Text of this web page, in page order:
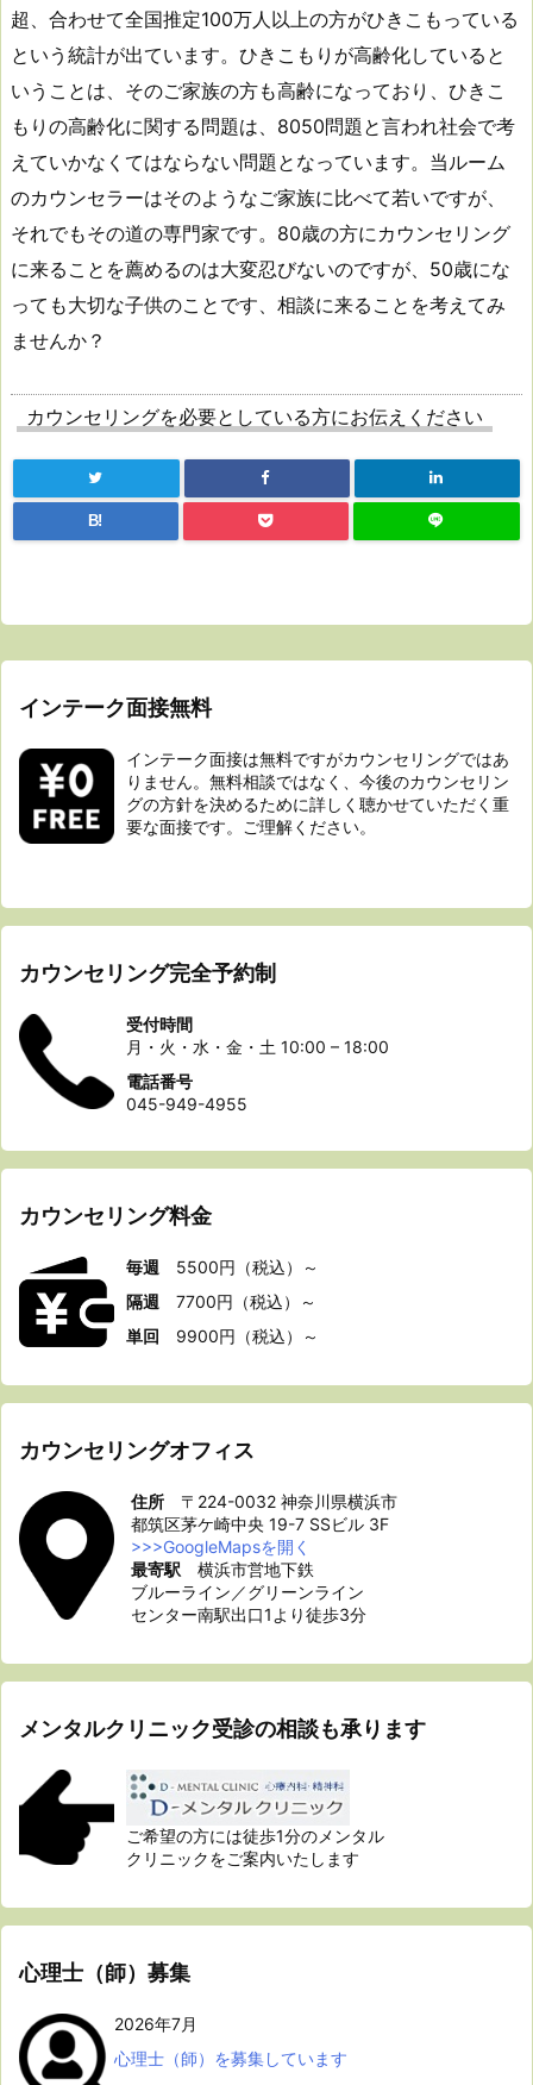
超、合わせて全国推定100万人以上の方がひきこもっている
という統計が出ています。ひきこもりが高齢化していると
いうことは、そのご家族の方も高齢になっており、ひきこ
もりの高齢化に関する問題は、8050問題と言われ社会で考
えていかなくてはならない問題となっています。当ルーム
のカウンセラーはそのようなご家族に比べて若いですが、
それでもその道の専門家です。80歳の方にカウンセリング
に来ることを薦めるのは大変忍びないのですが、50歳にな
っても大切な子供のことです、相談に来ることを考えてみ
ませんか？
カウンセリングを必要としている方にお伝えください
B!
インテーク面接無料
インテーク面接は無料ですがカウンセリングではあ
りません。無料相談ではなく、今後のカウンセリン
グの方針を決めるために詳しく聴かせていただく重
要な面接です。ご理解ください。
カウンセリング完全予約制
受付時間
月・火・水・金・土 10:00 – 18:00
電話番号
045-949-4955
カウンセリング料金
毎週 5500円（税込）～
隔週 7700円（税込）～
単回 9900円（税込）～
カウンセリングオフィス
住所 〒224-0032 神奈川県横浜市
都筑区茅ケ崎中央 19-7 SSビル 3F
>>>GoogleMapsを開く
最寄駅 横浜市営地下鉄
ブルーライン／グリーンライン
センター南駅出口1より徒歩3分
メンタルクリニック受診の相談も承ります
ご希望の方には徒歩1分のメンタル
クリニックをご案内いたします
心理士（師）募集
2026年7月
心理士（師）を募集しています